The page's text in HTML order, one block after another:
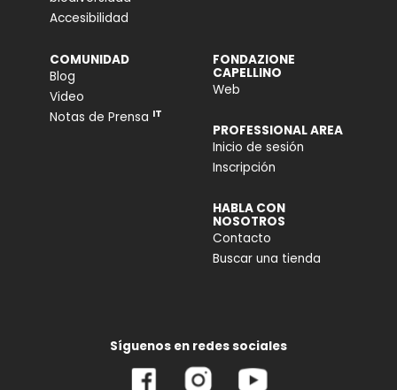
Accesibilidad
COMUNIDAD
Blog
Video
Notas de Prensa IT
FONDAZIONE
CAPELLINO
Web
PROFESSIONAL AREA
Inicio de sesión
Inscripción
HABLA CON
NOSOTROS
Contacto
Buscar una tienda
Síguenos en redes sociales